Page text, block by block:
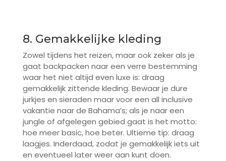
8. Gemakkelijke kleding
Zowel tijdens het reizen, maar ook zeker als je
gaat backpacken naar een verre bestemming
waar het niet altijd even luxe is: draag
gemakkelijk zittende kleding. Bewaar je dure
jurkjes en sieraden maar voor een all inclusive
vakantie naar de Bahama’s; als je naar een
jungle of afgelegen gebied gaat is het motto:
hoe meer basic, hoe beter. Ultieme tip: draag
laagjes. Inderdaad, zodat je gemakkelijk iets uit
en eventueel later weer aan kunt doen.